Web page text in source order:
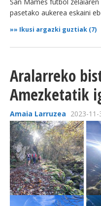
pasetako aukerea eskaini
»» Ikusi argazki guztiak (7)
Aralarreko
Amezketatik
Amaia Larruzea 2023-11-